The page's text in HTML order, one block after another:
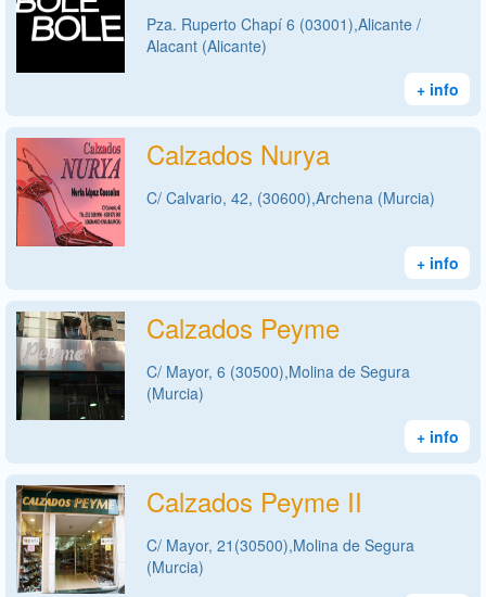
Pza. Ruperto Chapí 6 (03001),Alicante /
Alacant (Alicante)
+ info
Calzados Nurya
C/ Calvario, 42, (30600),Archena (Murcia)
+ info
Calzados Peyme
C/ Mayor, 6 (30500),Molina de Segura
(Murcia)
+ info
Calzados Peyme II
C/ Mayor, 21(30500),Molina de Segura
(Murcia)